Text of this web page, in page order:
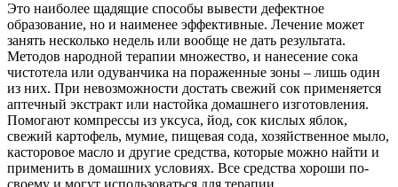
Это наиболее щадящие способы вывести дефектное
образование, но и наименее эффективные. Лечение может
занять несколько недель или вообще не дать результата.
Методов народной терапии множество, и нанесение сока
чистотела или одуванчика на пораженные зоны – лишь один
из них. При невозможности достать свежий сок применяется
аптечный экстракт или настойка домашнего изготовления.
Помогают компрессы из уксуса, йод, сок кислых яблок,
свежий картофель, мумие, пищевая сода, хозяйственное мыло,
касторовое масло и другие средства, которые можно найти и
применить в домашних условиях. Все средства хороши по-